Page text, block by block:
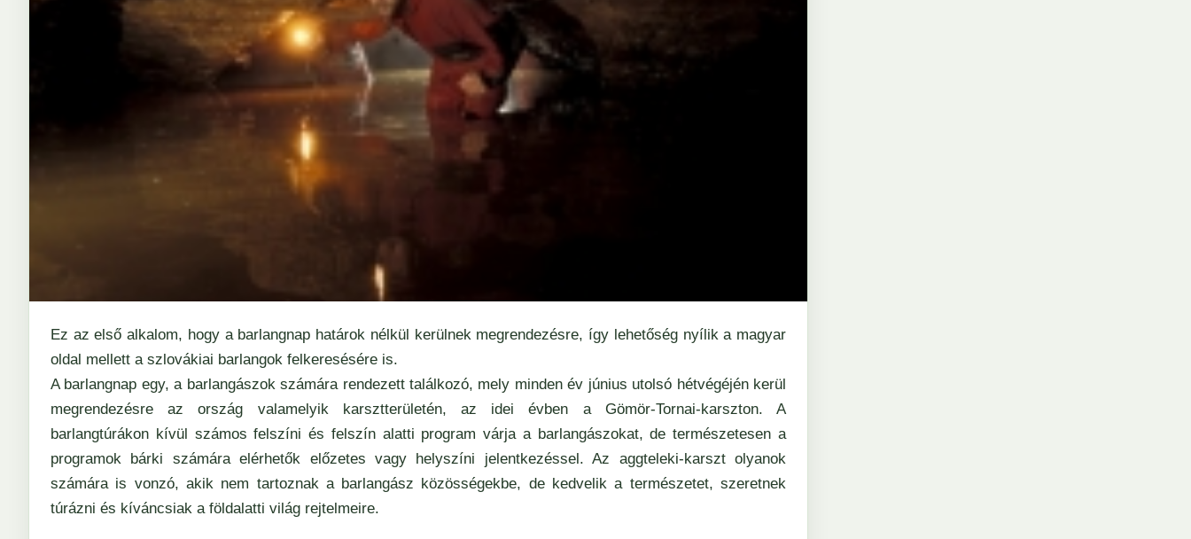
Ez az első alkalom, hogy a barlangnap határok nélkül kerülnek megrendezésre, így lehetőség nyílik a magyar
oldal mellett a szlovákiai barlangok felkeresésére is.
A barlangnap egy, a barlangászok számára rendezett találkozó, mely minden év június utolsó hétvégéjén kerül
megrendezésre az ország valamelyik karsztterületén, az idei évben a Gömör-Tornai-karszton. A
barlangtúrákon kívül számos felszíni és felszín alatti program várja a barlangászokat, de természetesen a
programok bárki számára elérhetők előzetes vagy helyszíni jelentkezéssel. Az aggteleki-karszt olyanok
számára is vonzó, akik nem tartoznak a barlangász közösségekbe, de kedvelik a természetet, szeretnek
túrázni és kíváncsiak a földalatti világ rejtelmeire.